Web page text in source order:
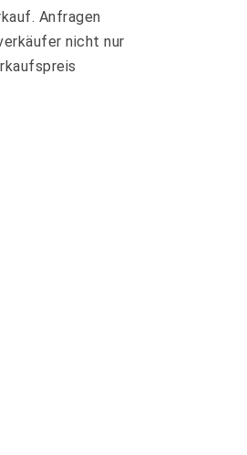
Anfragen
nicht nur